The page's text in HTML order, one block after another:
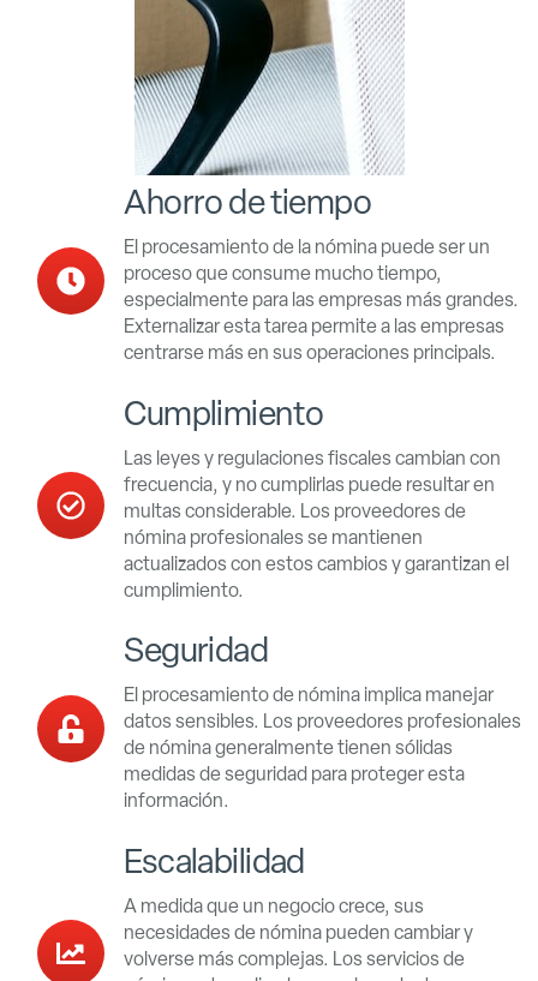
Ahorro de tiempo
El procesamiento de la nómina puede ser un
proceso que consume mucho tiempo,
especialmente para las empresas más grandes.
Externalizar esta tarea permite a las empresas
centrarse más en sus operaciones principals.
Cumplimiento
Las leyes y regulaciones fiscales cambian con
frecuencia, y no cumplirlas puede resultar en
multas considerable. Los proveedores de
nómina profesionales se mantienen
actualizados con estos cambios y garantizan el
cumplimiento.
Seguridad
El procesamiento de nómina implica manejar
datos sensibles. Los proveedores profesionales
de nómina generalmente tienen sólidas
medidas de seguridad para proteger esta
información.
Escalabilidad
A medida que un negocio crece, sus
necesidades de nómina pueden cambiar y
volverse más complejas. Los servicios de